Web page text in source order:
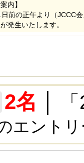
内】
前の正午より（JCCC
発生いたします。
2名
│
エント